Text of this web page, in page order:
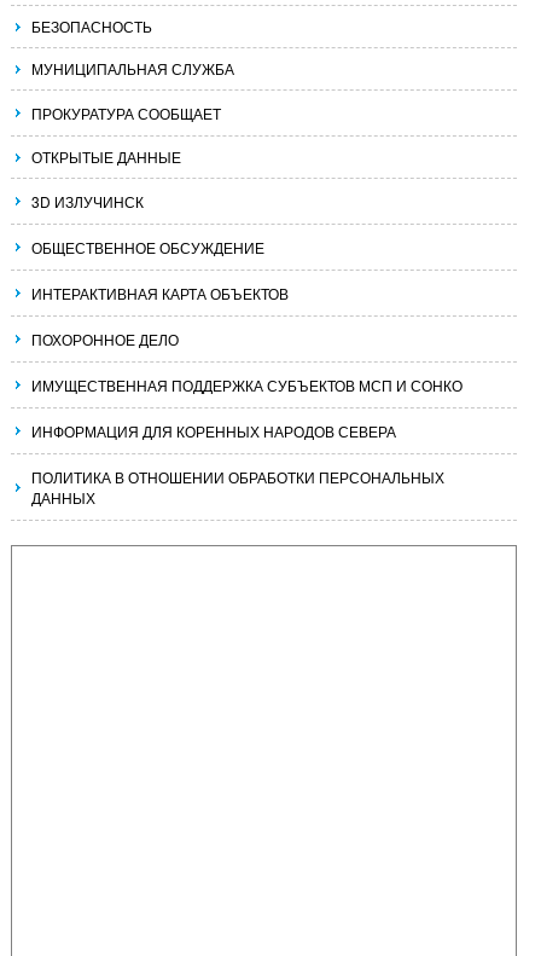
БЕЗОПАСНОСТЬ
МУНИЦИПАЛЬНАЯ СЛУЖБА
ПРОКУРАТУРА СООБЩАЕТ
ОТКРЫТЫЕ ДАННЫЕ
3D ИЗЛУЧИНСК
ОБЩЕСТВЕННОЕ ОБСУЖДЕНИЕ
ИНТЕРАКТИВНАЯ КАРТА ОБЪЕКТОВ
ПОХОРОННОЕ ДЕЛО
ИМУЩЕСТВЕННАЯ ПОДДЕРЖКА СУБЪЕКТОВ МСП И СОНКО
ИНФОРМАЦИЯ ДЛЯ КОРЕННЫХ НАРОДОВ СЕВЕРА
ПОЛИТИКА В ОТНОШЕНИИ ОБРАБОТКИ ПЕРСОНАЛЬНЫХ
ДАННЫХ